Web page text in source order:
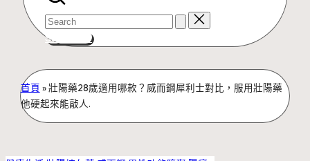
Search
for:
Subscribe
首頁 »壯陽藥28歲適用哪款？威而鋼犀利士對比，服用壯陽藥
他硬起來能敲人.